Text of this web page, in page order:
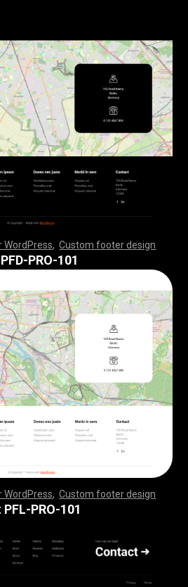
WordPress ,Custom footer design
,,,,,,,,,,,,, ,,,,,,,,,,,,,,,,,,,,,,,,
,,,,,,,,,,,,, ,,,,,,,,,,,,,,,,,,,,,,,,
PRO-101
WordPress ,Custom footer design
,,,,,,,,,,,,, ,,,,,,,,,,,,,,,,,,,,,,,,
,,,,,,,,,,,,, ,,,,,,,,,,,,,,,,,,,,,,,,
PRO-101